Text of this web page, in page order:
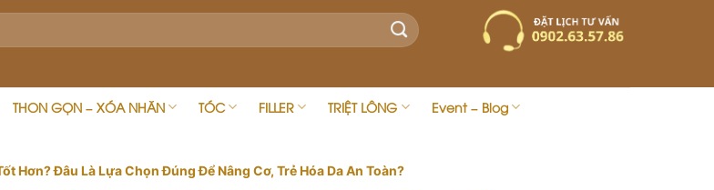
THON GỌN – XÓA NHĂN TÓC FILLER TRIỆT LÔNG Event – Blog
Hơn? Đâu Là Lựa Chọn Đúng Để Nâng Cơ, Trẻ Hóa Da An Toàn?